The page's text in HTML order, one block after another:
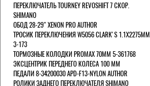
ПЕРЕКЛЮЧАТЕЛЬ TOURNEY REVOSHIFT 7 СКОР.
SHIMANO
ОБОД 28-29" XENON PRO AUTHOR
ТРОСИК ПЕРЕКЛЮЧЕНИЯ W5056 CLARK'S 1.1Х2275ММ
3-173
ТОРМОЗНЫЕ КОЛОДКИ PROMAX 70ММ 5-361768
ЭКСЦЕНТРИК ПЕРЕДНЕГО КОЛЕСА 100 ММ
ПЕДАЛИ 8-34200030 APD-F13-NYLON AUTHOR
РОЛИКИ ЗАДНЕГО ПЕРЕКЛЮЧАТЕЛЯ SHIMANO